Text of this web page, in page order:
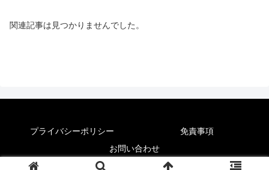
関連記事は見つかりませんでした。
プライバシーポリシー
免責事項
お問い合わせ